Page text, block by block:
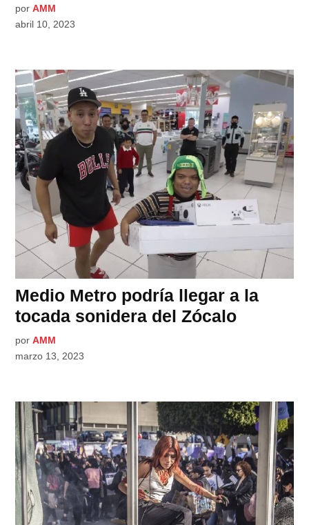
por AMM
abril 10, 2023
Medio Metro podría llegar a la
tocada sonidera del Zócalo
por AMM
marzo 13, 2023